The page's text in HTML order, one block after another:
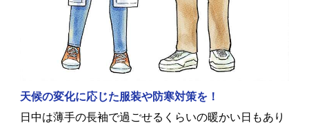
天候の変化に応じた服装や防寒対策を！
日中は薄手の長袖で過ごせるくらいの暖かい日もあり